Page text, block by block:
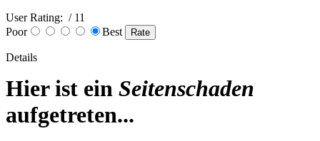
User Rating: / 11
Poor
Best
Details
Hier ist ein Seitenschaden
aufgetreten...